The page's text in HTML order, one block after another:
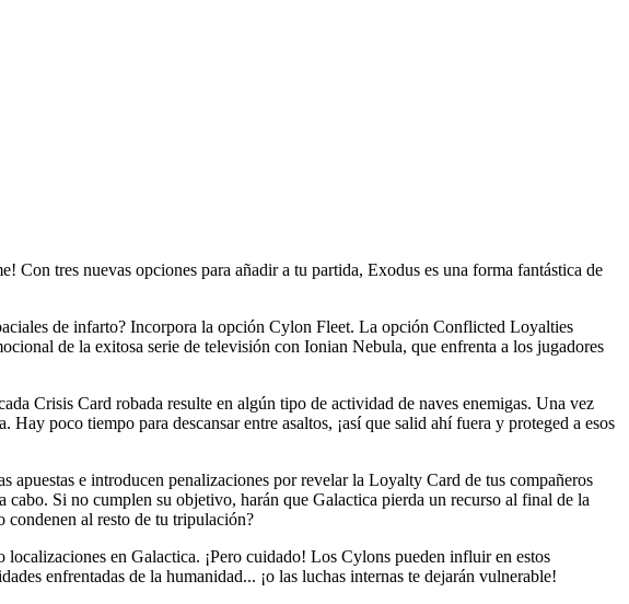
Con tres nuevas opciones para añadir a tu partida, Exodus es una forma fantástica de
de infarto? Incorpora la opción Cylon Fleet. La opción Conflicted Loyalties
de la exitosa serie de televisión con Ionian Nebula, que enfrenta a los jugadores
Crisis Card robada resulte en algún tipo de actividad de naves enemigas. Una vez
poco tiempo para descansar entre asaltos, ¡así que salid ahí fuera y proteged a esos
e introducen penalizaciones por revelar la Loyalty Card de tus compañeros
Si no cumplen su objetivo, harán que Galactica pierda un recurso al final de la
condenen al resto de tu tripulación?
en Galactica. ¡Pero cuidado! Los Cylons pueden influir en estos
enfrentadas de la humanidad... ¡o las luchas internas te dejarán vulnerable!